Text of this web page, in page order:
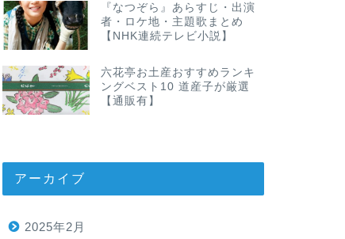
『なつぞら』あらすじ・出演
者・ロケ地・主題歌まとめ
【NHK連続テレビ小説】
六花亭お土産おすすめランキ
ングベスト10 道産子が厳選
【通販有】
アーカイブ
2025年2月